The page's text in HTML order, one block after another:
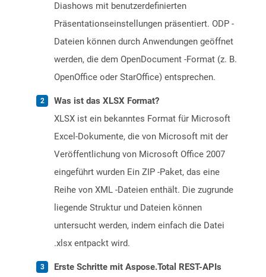
Diashows mit benutzerdefinierten
Präsentationseinstellungen präsentiert. ODP -
Dateien können durch Anwendungen geöffnet
werden, die dem OpenDocument -Format (z. B.
OpenOffice oder StarOffice) entsprechen.
Was ist das XLSX Format?
XLSX ist ein bekanntes Format für Microsoft
Excel-Dokumente, die von Microsoft mit der
Veröffentlichung von Microsoft Office 2007
eingeführt wurden Ein ZIP -Paket, das eine
Reihe von XML -Dateien enthält. Die zugrunde
liegende Struktur und Dateien können
untersucht werden, indem einfach die Datei
.xlsx entpackt wird.
Erste Schritte mit Aspose.Total REST-APIs